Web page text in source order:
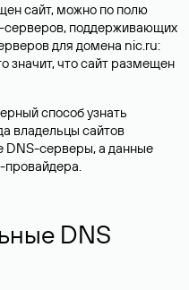
сайт, можно по полю
серверов, поддерживающих
для домена nic.ru:
значит, что сайт размещен
способ узнать
владельцы сайтов
DNS-серверы, а данные
провайдера.
DNS